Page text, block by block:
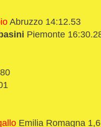
Abruzzo 14:12.53
Piemonte
Emilia Romagna